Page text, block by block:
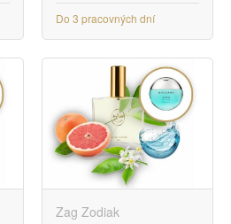
Do 3 pracovných dní
Zag Zodiak